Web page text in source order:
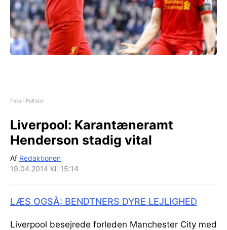
Foto : Polfoto
Liverpool: Karantæneramt
Henderson stadig vital
Af Redaktionen
19.04.2014 Kl. 15:14
LÆS OGSÅ: BENDTNERS DYRE LEJLIGHED
Liverpool besejrede forleden Manchester City med